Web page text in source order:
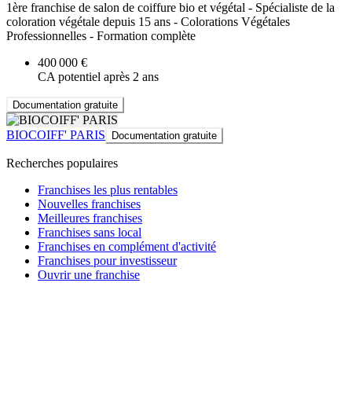
1ère franchise de salon de coiffure bio et végétal - Spécialiste de la
coloration végétale depuis 15 ans - Colorations Végétales
Professionnelles - Formation complète
400 000 €
CA potentiel après 2 ans
Documentation gratuite
BIOCOIFF' PARIS Documentation gratuite
Recherches populaires
Franchises les plus rentables
Nouvelles franchises
Meilleures franchises
Franchises sans local
Franchises en complément d'activité
Franchises pour investisseur
Ouvrir une franchise